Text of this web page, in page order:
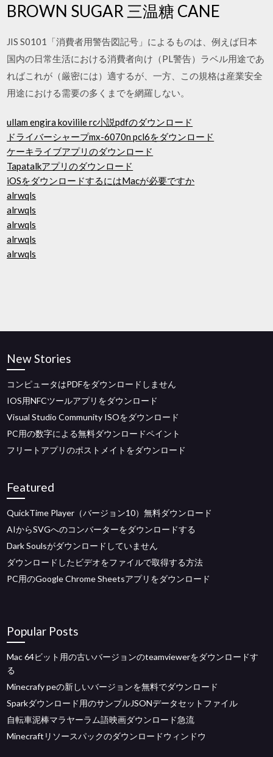
BROWN SUGAR 三温糖 CANE
JIS S0101「消費者用警告図記号」によるものは、例えば日本
国内の日常生活における消費者向け（PL警告）ラベル用途であ
ればこれが（厳密には）適するが、一方、この規格は産業安全
用途における需要の多くまでを網羅しない。
ullam engira kovilile rc小説pdfのダウンロード
ドライバーシャープmx-6070n pcl6をダウンロード
ケーキライブアプリのダウンロード
Tapatalkアプリのダウンロード
iOSをダウンロードするにはMacが必要ですか
alrwqls
alrwqls
alrwqls
alrwqls
alrwqls
New Stories
コンピュータはPDFをダウンロードしません
IOS用NFCツールアプリをダウンロード
Visual Studio Community ISOをダウンロード
PC用の数字による無料ダウンロードペイント
フリートアプリのポストメイトをダウンロード
Featured
QuickTime Player（バージョン10）無料ダウンロード
AIからSVGへのコンバーターをダウンロードする
Dark Soulsがダウンロードしていません
ダウンロードしたビデオをファイルで取得する方法
PC用のGoogle Chrome Sheetsアプリをダウンロード
Popular Posts
Mac 64ビット用の古いバージョンのteamviewerをダウンロードす
る
Minecrafy peの新しいバージョンを無料でダウンロード
Sparkダウンロード用のサンプルJSONデータセットファイル
自転車泥棒マラヤーラム語映画ダウンロード急流
Minecraftリソースパックのダウンロードウィンドウ